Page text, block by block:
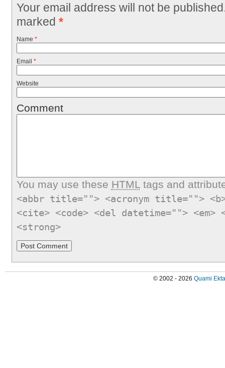
Your email address will not be
marked *
Name *
Email *
Website
Comment
You may use these HTMLtags and
<abbr title=""> <acronym title="">
<cite> <code> <del datetime="">
<strong>
© 2002 - 2026 Quami